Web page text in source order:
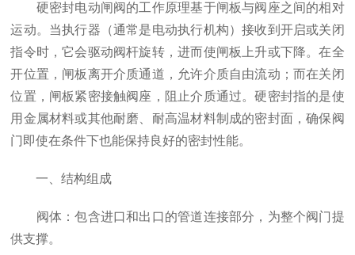
硬密封电动闸阀的工作原理基于闸板与阀座之间的相对
运动。当执行器（通常是电动执行机构）接收到开启或关闭
指令时，它会驱动阀杆旋转，进而使闸板上升或下降。在全
开位置，闸板离开介质通道，允许介质自由流动；而在关闭
位置，闸板紧密接触阀座，阻止介质通过。硬密封指的是使
用金属材料或其他耐磨、耐高温材料制成的密封面，确保阀
门即使在条件下也能保持良好的密封性能。
一、结构组成
阀体：包含进口和出口的管道连接部分，为整个阀门提
供支撑。